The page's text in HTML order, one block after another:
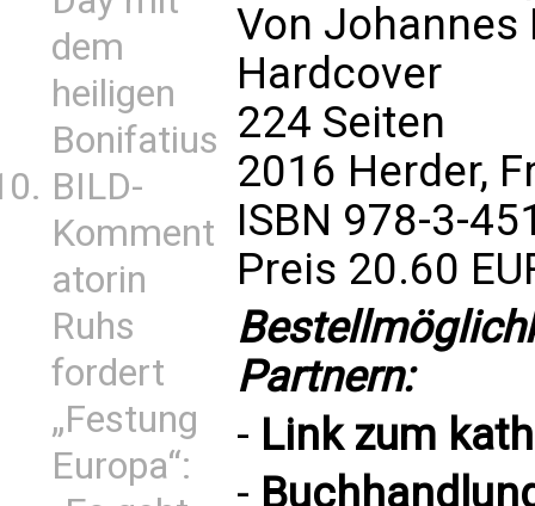
dem
heiligen
Bonifatius
BILD-
Komment
atorin
Ruhs
fordert
„Festung
Europa“:
Von Johannes
Hardcover
224 Seiten
2016 Herder,
ISBN 978-3-
Preis 20.60
Partnern:
- Link zum
-